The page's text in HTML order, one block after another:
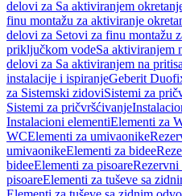
delovi za Sa aktiviranjem
finu montažu za aktiviranje
delovi za Setovi za finu montažu
priključkom vodeSa aktiviranjem
delovi za Sa aktiviranjem na
instalacije i ispiranjeGeberit
za Sistemski zidoviSistemi za
Sistemi za pričvršćivanje
Instalacioni elementiElementi za
WCElementi za umivaonike
umivaonikeElementi za bidee
bideeElementi za pisoareRezervni
pisoareElementi za tuševe sa